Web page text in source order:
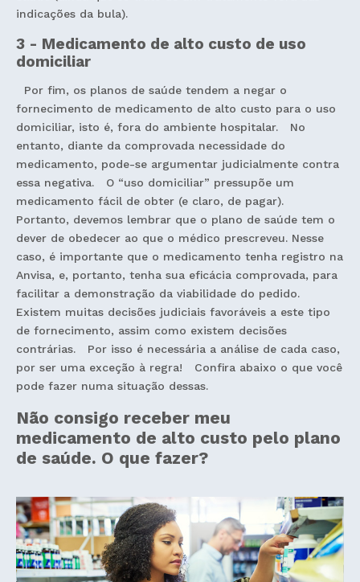
indicações da bula).
3 - Medicamento de alto custo de uso
domiciliar
Por fim, os planos de saúde tendem a negar o
fornecimento de medicamento de alto custo para o uso
domiciliar, isto é, fora do ambiente hospitalar. No
entanto, diante da comprovada necessidade do
medicamento, pode-se argumentar judicialmente contra
essa negativa. O “uso domiciliar” pressupõe um
medicamento fácil de obter (e claro, de pagar).
Portanto, devemos lembrar que o plano de saúde tem o
dever de obedecer ao que o médico prescreveu. Nesse
caso, é importante que o medicamento tenha registro na
Anvisa, e, portanto, tenha sua eficácia comprovada, para
facilitar a demonstração da viabilidade do pedido.
Existem muitas decisões judiciais favoráveis a este tipo
de fornecimento, assim como existem decisões
contrárias. Por isso é necessária a análise de cada caso,
por ser uma exceção à regra! Confira abaixo o que você
pode fazer numa situação dessas.
Não consigo receber meu
medicamento de alto custo pelo plano
de saúde. O que fazer?